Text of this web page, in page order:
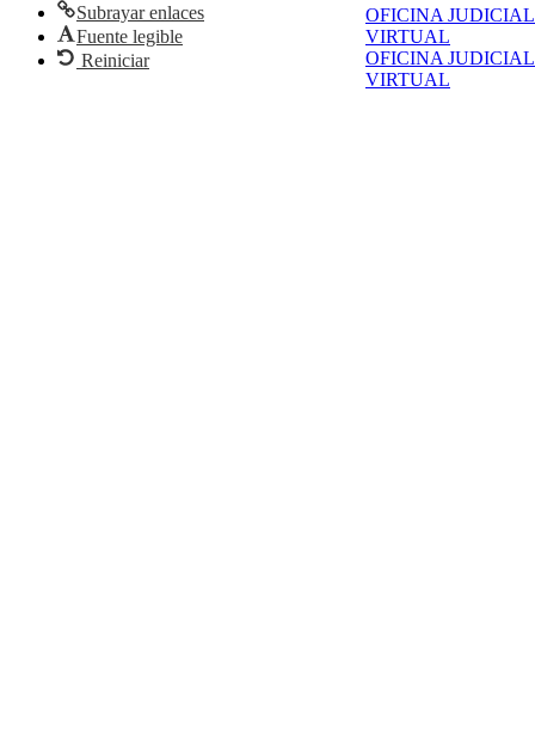
OFICINA JUDICIAL
VIRTUAL
OFICINA JUDICIAL
VIRTUAL
Subrayar enlaces
Fuente legible
Reiniciar